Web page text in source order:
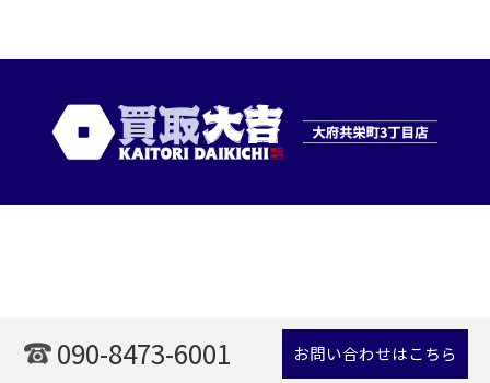
090-8473-6001 お問い合わせはこちら